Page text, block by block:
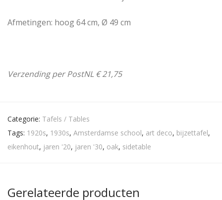
Afmetingen: hoog 64 cm, Ø 49 cm
Verzending per PostNL € 21,75
Categorie: Tafels / Tables
Tags: 1920s, 1930s, Amsterdamse school, art deco, bijzettafel,
eikenhout, jaren '20, jaren '30, oak, sidetable
Gerelateerde producten